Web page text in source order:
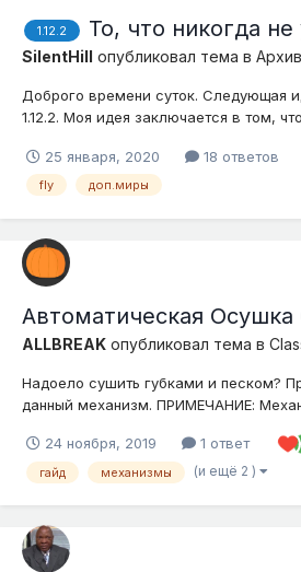
1.12.2 То, что никогда
SilentHill опубликовал тема в Архив
Доброго времени суток. Следующая
1.12.2. Моя идея заключается в том,
полностью режим полета из Нижнего
какой целью это необходимо
25 января, 2020 18 ответов
fly доп.миры
Автоматическая Осушка
ALLBREAK опубликовал тема в
Надоело сушить губками и песком?
данный механизм. ПРИМЕЧАНИЕ:
или без него! Нам потребуется: 1. 8
Липких Поршней 3. 6 Наблюдателей 4.
24 ноября, 2019 1 ответ
гайд механизмы (и ещё 2 )